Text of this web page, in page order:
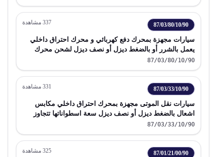
87/03/80/10/90
337 مشاهدة
سيارات مجهزة بمحرك دفع كهربائي و محرك احتراق داخلي
يعمل بالشرر أو بالضغط ديزل أو نصف ديزل لشحن محرك
الدفع الكهربائي قابلة للشحن بمصدر خارجي للطاقة الكهربائية
تزيد عن 200 كيلو وات
87/03/80/10/90
87/03/33/10/90
331 مشاهدة
سيارات نقل الموتى مجهزة بمحرك احتراق داخلي مكابس
اشعال بالضغط ديزل أو نصف ديزل سعة اسطواناتها تتجاوز
2500 سم3
87/03/33/10/90
87/01/21/00/90
325 مشاهدة